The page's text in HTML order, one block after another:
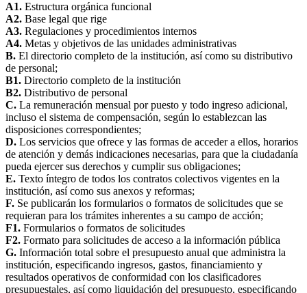
A1. Estructura orgánica funcional
A2. Base legal que rige
A3. Regulaciones y procedimientos internos
A4. Metas y objetivos de las unidades administrativas
B. El directorio completo de la institución, así como su distributivo
de personal;
B1. Directorio completo de la institución
B2. Distributivo de personal
C. La remuneración mensual por puesto y todo ingreso adicional,
incluso el sistema de compensación, según lo establezcan las
disposiciones correspondientes;
D. Los servicios que ofrece y las formas de acceder a ellos, horarios
de atención y demás indicaciones necesarias, para que la ciudadanía
pueda ejercer sus derechos y cumplir sus obligaciones;
E. Texto íntegro de todos los contratos colectivos vigentes en la
institución, así como sus anexos y reformas;
F. Se publicarán los formularios o formatos de solicitudes que se
requieran para los trámites inherentes a su campo de acción;
F1. Formularios o formatos de solicitudes
F2. Formato para solicitudes de acceso a la información pública
G. Información total sobre el presupuesto anual que administra la
institución, especificando ingresos, gastos, financiamiento y
resultados operativos de conformidad con los clasificadores
presupuestales, así como liquidación del presupuesto, especificando